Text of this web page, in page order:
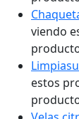
viendo
estos